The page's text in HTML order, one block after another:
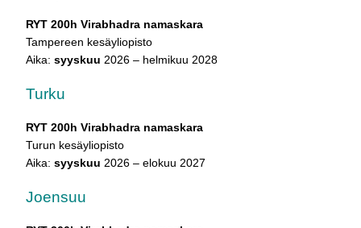
RYT 200h Virabhadra namaskara
Tampereen kesäyliopisto
Aika: syyskuu 2026 – helmikuu 2028
Turku
RYT 200h Virabhadra namaskara
Turun kesäyliopisto
Aika: syyskuu 2026 – elokuu 2027
Joensuu